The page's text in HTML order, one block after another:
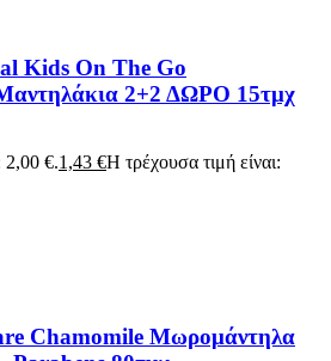
Kids On The Go
2+2 ΔΩΡΟ 15τμχ
2,00 €.1,43 €Η τρέχουσα τιμή είναι:
Chamomile Μωρομάντηλα